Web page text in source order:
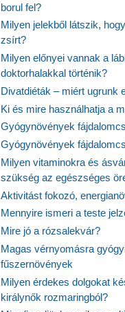
borul fel?
Milyen jelekből látszik,
zsírt?
Milyen előnyei vannak a
doktorhalakkal történik?
Divatdiéták – miért ugrunk
Ki és mire használhatja a
Gyógynövények
Gyógynövények
Milyen vitaminokra és
szükség az egészséges
Aktivitást fokozó,
Mennyire ismeri a teste
Mire jó a rózsalekvár?
Magas vérnyomásra
fűszernövények
Milyen érdekes dolgokat
királynők rozmaringból?